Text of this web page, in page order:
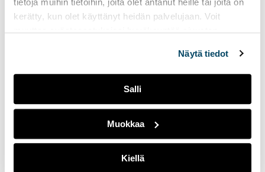
kerätty, kun olet käyttänyt heidän palvelujaan. Voit
muuttaa evästeasetuksiesi hyväksyntää sivuston
Näytä tiedot
Salli
Muokkaa
Kiellä
Kumppanuutta kehittämässä – Kumppanuuden